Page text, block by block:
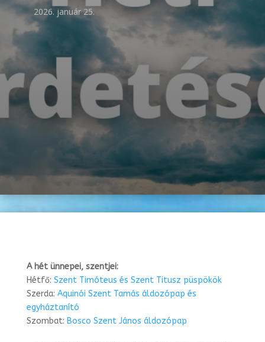
2026. január 25.
A hét ünnepei, szentjei:
Hétfő: Szent Timóteus és Szent Titusz püspökök
Szerda: Aquinói Szent Tamás áldozópap és
egyháztanító
Szombat: Bosco Szent János áldozópap